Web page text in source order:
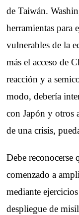
de Taiwán.
herramientas para
vulnerables de la
más el acceso de
reacción y a
modo, debería
con Japón y otros
de una crisis,
Debe
comenzado a
mediante
despliegue de